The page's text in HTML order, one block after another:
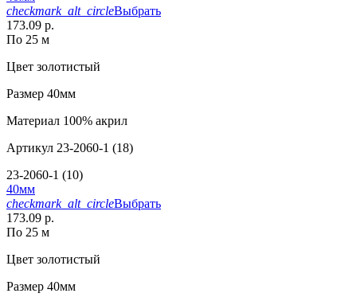
checkmark_alt_circleВыбрать
173.09 р.
По 25 м
Цвет золотистый
Размер 40мм
Материал 100% акрил
Артикул 23-2060-1 (18)
23-2060-1 (10)
40мм
checkmark_alt_circleВыбрать
173.09 р.
По 25 м
Цвет золотистый
Размер 40мм